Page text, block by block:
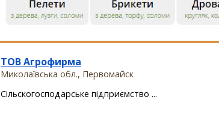
ТОВ Агрофирма
Миколаївська обл., Первомайск
Сiльскогосподарське пiдприємство ...